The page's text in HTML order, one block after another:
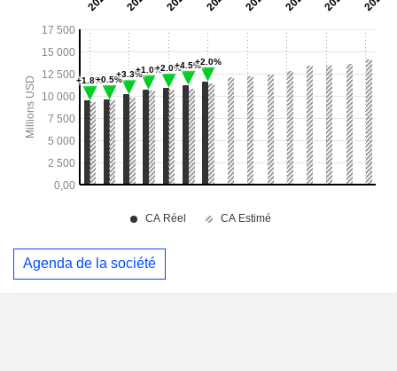
Agenda de la société